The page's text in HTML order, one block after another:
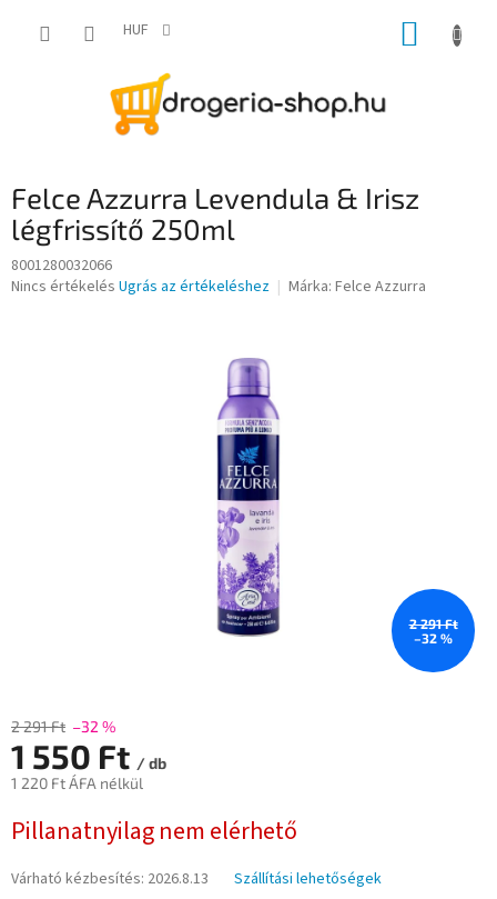
HUF KOSÁR
Felce Azzurra Levendula & Irisz
légfrissítő 250ml
8001280032066
A
Nincs értékelés Ugrás az értékeléshez Márka: Felce Azzurra
2 291 Ft
–32 %
2 291 Ft –32 %
1 550 Ft / db
1 220 Ft ÁFA nélkül
Pillanatnyilag nem elérhető
Várható kézbesítés: 2026.8.13
Szállítási lehetőségek